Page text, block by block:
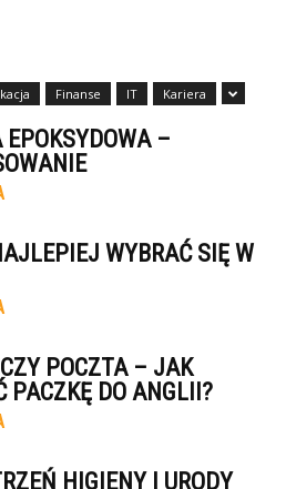
Finanse IT Kariera
EPOKSYDOWA –
WYBRAĆ SIĘ W
CZY POCZTA – JAK
PACZKĘ DO ANGLII?
HIGIENY I URODY